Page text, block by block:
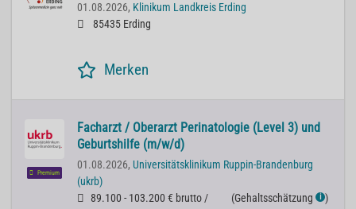
01.08.2026, Klinikum Landkreis Erding
85435 Erding
Merken
Premium
Facharzt / Oberarzt Perinatologie (Level 3) und
Geburtshilfe (m/w/d)
01.08.2026, Universitätsklinikum Ruppin-Brandenburg
(ukrb)
89.100 - 103.200 € brutto /
(Gehaltsschätzung ℹ )